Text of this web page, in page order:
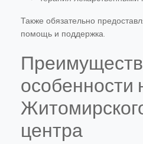
Также обязательно
помощь и поддержка.
особенности
центра